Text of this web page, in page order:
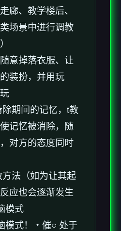
廊、教学楼后、
场景中进行调教
意掉落衣服、让
装扮，并用玩
期间的记忆，t教
记忆被消除，随
对方的态度同时
方法（如为让其起
应也会逐渐发生
模式
模式！・催○ 处于